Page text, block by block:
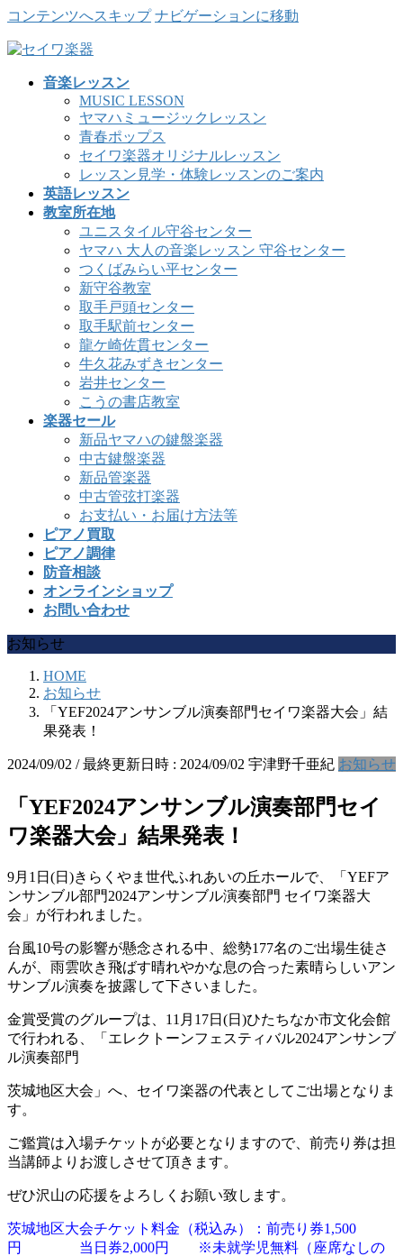
コンテンツへスキップ ナビゲーションに移動
音楽レッスン
MUSIC LESSON
ヤマハミュージックレッスン
青春ポップス
セイワ楽器オリジナルレッスン
レッスン見学・体験レッスンのご案内
英語レッスン
教室所在地
ユニスタイル守谷センター
ヤマハ 大人の音楽レッスン 守谷センター
つくばみらい平センター
新守谷教室
取手戸頭センター
取手駅前センター
龍ケ崎佐貫センター
牛久花みずきセンター
岩井センター
こうの書店教室
楽器セール
新品ヤマハの鍵盤楽器
中古鍵盤楽器
新品管楽器
中古管弦打楽器
お支払い・お届け方法等
ピアノ買取
ピアノ調律
防音相談
オンラインショップ
お問い合わせ
お知らせ
HOME
お知らせ
「YEF2024アンサンブル演奏部門セイワ楽器大会」結
果発表！
2024/09/02 / 最終更新日時 : 2024/09/02 宇津野千亜紀 お知らせ
「YEF2024アンサンブル演奏部門セイ
ワ楽器大会」結果発表！
9月1日(日)きらくやま世代ふれあいの丘ホールで、「YEFア
ンサンブル部門2024アンサンブル演奏部門 セイワ楽器大
会」が行われました。
台風10号の影響が懸念される中、総勢177名のご出場生徒さ
んが、雨雲吹き飛ばす晴れやかな息の合った素晴らしいアン
サンブル演奏を披露して下さいました。
金賞受賞のグループは、11月17日(日)ひたちなか市文化会館
で行われる、「エレクトーンフェスティバル2024アンサンブ
ル演奏部門
茨城地区大会」へ、セイワ楽器の代表としてご出場となりま
す。
ご鑑賞は入場チケットが必要となりますので、前売り券は担
当講師よりお渡しさせて頂きます。
ぜひ沢山の応援をよろしくお願い致します。
茨城地区大会チケット料金（税込み）：前売り券1,500
円 当日券2,000円 ※未就学児無料（座席なしの